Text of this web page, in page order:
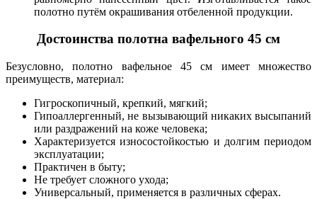
полотно путём окрашивания отбеленной продукции.
Достоинства полотна вафельного 45 см
Безусловно, полотно вафельное 45 см имеет множество
преимуществ, материал:
Гигроскопичный, крепкий, мягкий;
Гипоаллергенный, не вызывающий никаких высыпаний
или раздражений на коже человека;
Характеризуется износостойкостью и долгим периодом
эксплуатации;
Практичен в быту;
Не требует сложного ухода;
Универсальный, применяется в различных сферах.